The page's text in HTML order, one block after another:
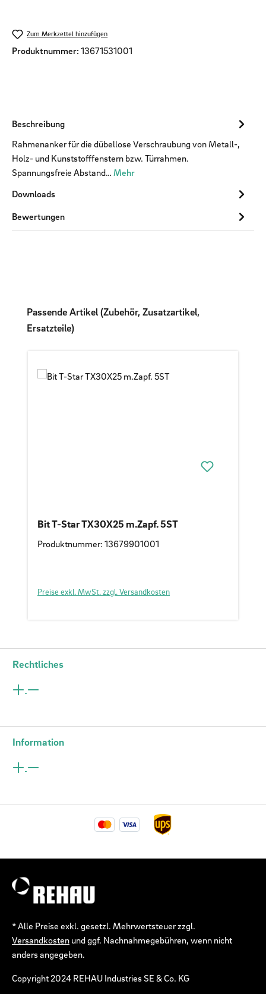
Zum Merkzettel hinzufügen
Produktnummer: 13671531001
Beschreibung
Rahmenanker für die dübellose Verschraubung von Metall-,
Holz- und Kunststofffenstern bzw. Türrahmen.
Spannungsfreie Abstand… Mehr
Downloads
Bewertungen
Produktgalerie überspringen
Passende Artikel (Zubehör, Zusatzartikel,
Ersatzteile)
Bit T-Star TX30X25 m.Zapf. 5ST
Produktnummer: 13679901001
Preise exkl. MwSt. zzgl. Versandkosten
Rechtliches
Information
* Alle Preise exkl. gesetzl. Mehrwertsteuer zzgl.
Versandkosten und ggf. Nachnahmegebühren, wenn nicht
anders angegeben.
Copyright 2024 REHAU Industries SE & Co. KG